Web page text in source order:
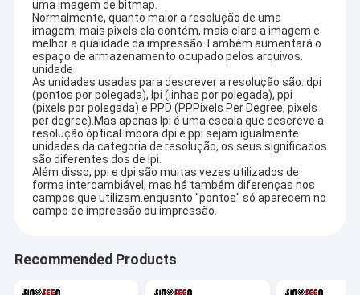
uma imagem de bitmap.
Normalmente, quanto maior a resolução de uma
imagem, mais pixels ela contém, mais clara a imagem e
melhor a qualidade da impressão.Também aumentará o
espaço de armazenamento ocupado pelos arquivos.
unidade
As unidades usadas para descrever a resolução são: dpi
(pontos por polegada), lpi (linhas por polegada), ppi
(pixels por polegada) e PPD (PPPixels Per Degree, pixels
per degree).Mas apenas lpi é uma escala que descreve a
resolução ópticaEmbora dpi e ppi sejam igualmente
unidades da categoria de resolução, os seus significados
são diferentes dos de lpi.
Além disso, ppi e dpi são muitas vezes utilizados de
forma intercambiável, mas há também diferenças nos
campos que utilizam.enquanto "pontos" só aparecem no
campo de impressão ou impressão.
Recommended Products